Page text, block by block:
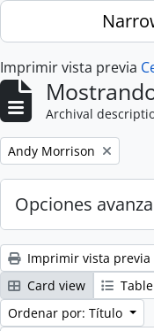
Skip to main content
Imprimir vista previa
Archival
Remove filter:
Andy Morrison
Opciones
Imprimir vista previa
Card view
Ordenar por: Título